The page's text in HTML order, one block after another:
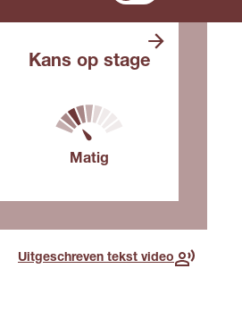
Kans op stage
Matig
zoveel
zijn om een stage
te vinden.
Misschien moet je
bij een paar
solliciteren.
Uitgeschreven tekst video